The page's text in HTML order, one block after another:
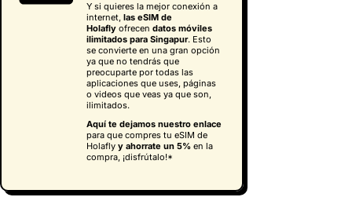
Y si quieres la mejor conexión a
internet, las eSIM de
Holaflyofrecen datos móviles
ilimitados para Singapur. Esto
se convierte en una gran opción
ya que no tendrás que
preocuparte por todas las
aplicaciones que uses, páginas
o videos que veas ya que son,
ilimitados.
Aquí te dejamos nuestro enlace
para que compres tu eSIM de
Holafly y ahorrate un 5%en la
compra, ¡disfrútalo!*